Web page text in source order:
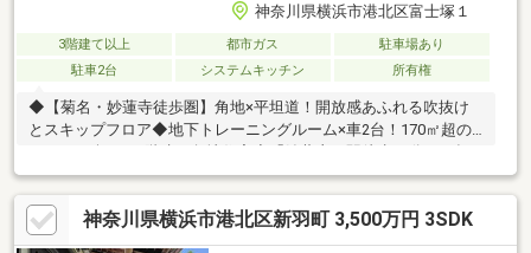
神奈川県横浜市港北区富士塚１
3階建て以上 都市ガス
駐車場あり
駐車2台
システムキッチン 所有権
◆【菊名・妙蓮寺徒歩圏】角地×平坦道！開放感あふれる吹抜け
とスキップフロア◆地下トレーニングルーム×車2台！170㎡超の
ゆとりを楽しむ3階建て角地住宅◆「妙蓮寺」駅徒歩10分・平坦
アクセス！開放感あふれる北東・南東角地のこだわり邸宅◆4L-
DK＋LDKで二世帯も対応！ガラス張り吹抜け玄関が迎える大空間
住宅◆【自宅でジム体験】地下トレーニングルーム完備！趣味に
没頭できる鉄骨RC造の家◆明るい光が差し込む大きなガラス張り
神奈川県横浜市港北区新羽町 3,500万円 3SDK